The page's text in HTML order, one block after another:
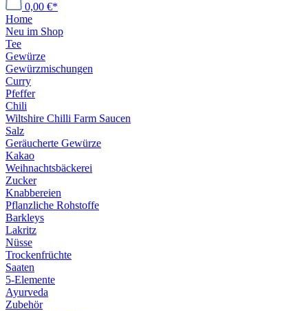
0,00 €*
Home
Neu im Shop
Tee
Gewürze
Gewürzmischungen
Curry
Pfeffer
Chili
Wiltshire Chilli Farm Saucen
Salz
Geräucherte Gewürze
Kakao
Weihnachtsbäckerei
Zucker
Knabbereien
Pflanzliche Rohstoffe
Barkleys
Lakritz
Nüsse
Trockenfrüchte
Saaten
5-Elemente
Ayurveda
Zubehör